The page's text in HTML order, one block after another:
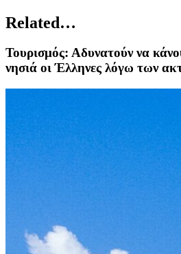
Related…
Τουρισμός: Αδυνατούν να
νησιά οι Έλληνες λόγω των